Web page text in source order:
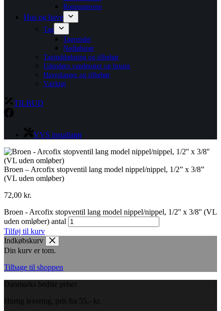
Rottespærrere
Hus og have
Tag
Tagrender
Nedløbsrør
Taginddækning og tilbehør
Udendørs vandposter og bruser
Haveslanger og tilbehør
Værktøj
TILBUD
VVS installatør
Broen – Arcofix stopventil lang model nippel/nippel, 1/2” x 3/8”
(VL uden omløber)
72,00 kr.
Broen - Arcofix stopventil lang model nippel/nippel, 1/2'' x 3/8'' (VL
uden omløber) antal
Tilføj til kurv
Indkøbskurv
Din kurv er tom.
Tilbage til shoppen
Danmarks bedste priser
Hurtig levering, pris fra 55,- kr.